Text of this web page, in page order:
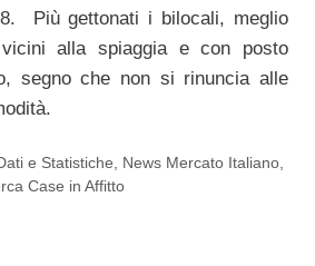
Più gettonati i bilocali, meglio
alla spiaggia e con posto
segno che non si rinuncia alle
e Statistiche, News Mercato Italiano,
Case in Affitto